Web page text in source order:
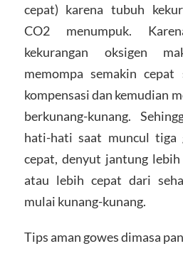
cepat) karena tubuh
CO2 menumpuk.
kekurangan oksigen
memompa semakin cepat
kompensasi dan kemudian
berkunang-kunang.
hati-hati saat muncul tiga
cepat, denyut jantung
atau lebih cepat dari
mulai kunang-kunang.
Tips aman gowes dimasa